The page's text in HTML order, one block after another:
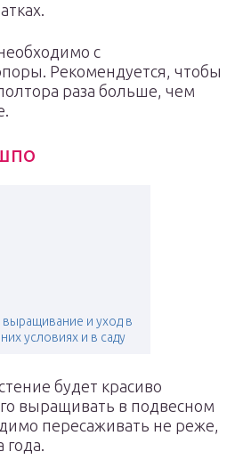
с
Рекомендуется, чтобы
раза больше, чем
и уход в
условиях и в саду
будет красиво
выращивать в подвесном
пересаживать не реже,
года.